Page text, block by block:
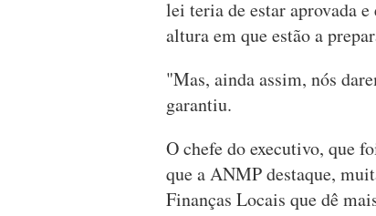
lei teria de estar aprovada
altura em que estão a
"Mas, ainda assim, nós
garantiu.
O chefe do executivo, que
que a ANMP destaque,
Finanças Locais que dê